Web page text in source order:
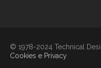
© 1978-2024 Technical
Cookies e Privacy